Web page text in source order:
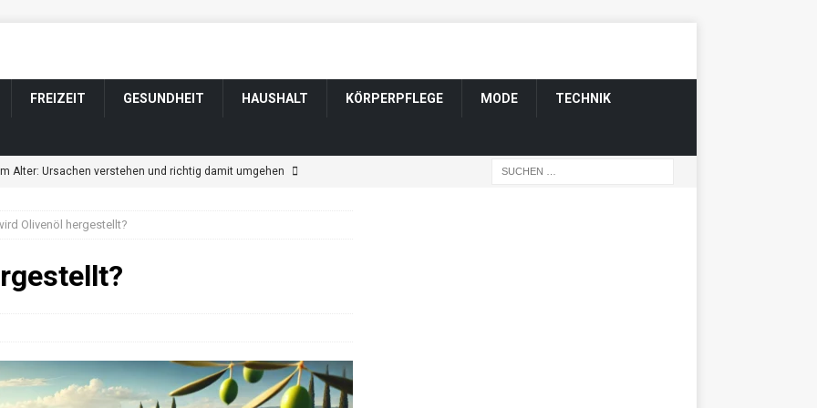
FREIZEIT GESUNDHEIT HAUSHALT KÖRPERPFLEGE MODE TECHNIK
Alter: Ursachen verstehen und richtig damit umgehen
im Alter: Welche harmlos sind und wann Sie zum Arzt sollten
bei Parkinson: Wenn sich Wesen und Gefühle
durch Schlaganfall: Wenn sich das Wesen verändert
Olivenöl hergestellt?